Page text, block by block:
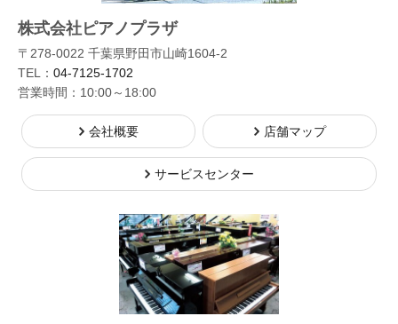
株式会社ピアノプラザ
〒278-0022 千葉県野田市山崎1604-2
TEL： 04-7125-1702
営業時間：10:00～18:00
会社概要 店舗マップ
サービスセンター